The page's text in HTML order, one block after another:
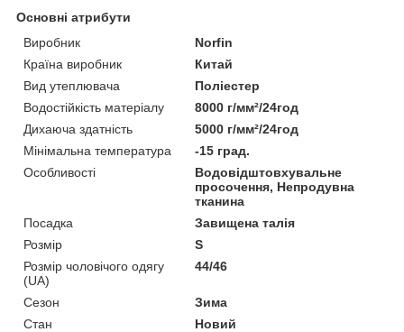
Основні атрибути
Виробник
Norfin
Країна виробник
Китай
Вид утеплювача
Поліестер
Водостійкість матеріалу
8000 г/мм²/24год
Дихаюча здатність
5000 г/мм²/24год
Мінімальна температура
-15 град.
Особливості
Водовідштовхувальне
просочення, Непродувна
тканина
Посадка
Завищена талія
Розмір
S
Розмір чоловічого одягу
(UA)
44/46
Сезон
Зима
Стан
Новий